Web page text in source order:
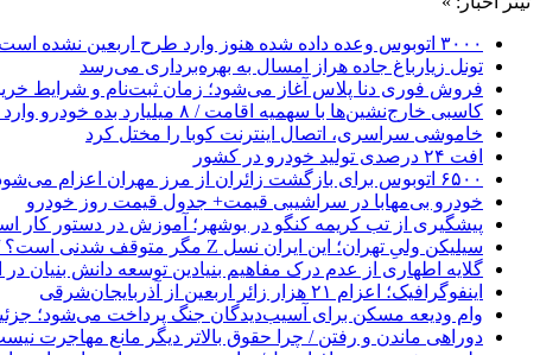
۳۰۰۰ اتوبوس وعده داده شده هنوز وارد طرح اربعین نشده است
تونل زیارباغ جاده هراز امسال به بهره‌برداری می‌رسد
فروش فوری دنا پلاس آغاز می‌شود؛ زمان ثبت‌نام و شرایط
کاسبی خارج‌نشین‌ها با سهمیه اقامت / ۸ میلیارد بده خودرو وارد کن!
خاموشی سراسری، اتصال اینترنت کوبا را مختل کرد
افت ۲۴ درصدی تولید خودرو در کشور
۶۵۰۰ اتوبوس برای بازگشت زائران از مرز مهران اعزام می‌شود
خودرو بی‌مهابا در سراشیبی قیمت+ جدول قیمت روز خودرو
پیشگیری از تب کریمه کنگو در بوشهر؛ آموزش در دستور کار
سیلیکن ولیِ تهران؛ این ایران نسل Z مگر متوقف شدنی است؟ / آینده ایران را این دانش آموزان می سازند
گلایه اطهاری از عدم درک مفاهیم بنیادین توسعه دانش بنیان در
اینفوگرافیک؛ اعزام ۲۱ هزار زائر اربعین از آذربایجان‌شرقی
وام ودیعه مسکن برای آسیب‌دیدگان جنگ پرداخت می‌شود؛
دوراهی ماندن و رفتن / چرا حقوق بالاتر دیگر مانع مهاجرت